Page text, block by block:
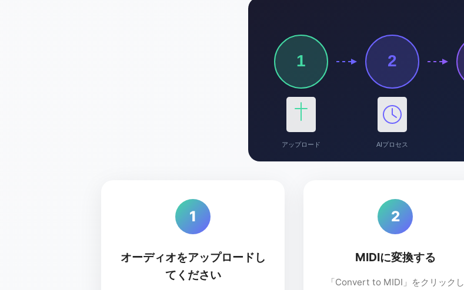
1
アップロード
2
AIプロセス
1
オーディオをアップロードし
てください
2
MIDIに変換する
「Convert to MIDI」をクリックし